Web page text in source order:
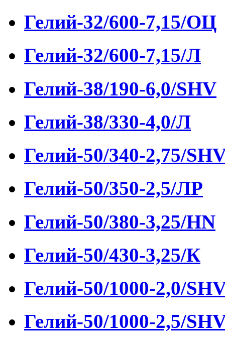
Гелий-32/600-7,15/ОЦ
Гелий-32/600-7,15/Л
Гелий-38/190-6,0/SHV
Гелий-38/330-4,0/Л
Гелий-50/340-2,75/
Гелий-50/350-2,5/ЛР
Гелий-50/380-3,25/HN
Гелий-50/430-3,25/К
Гелий-50/1000-2,0/
Гелий-50/1000-2,5/